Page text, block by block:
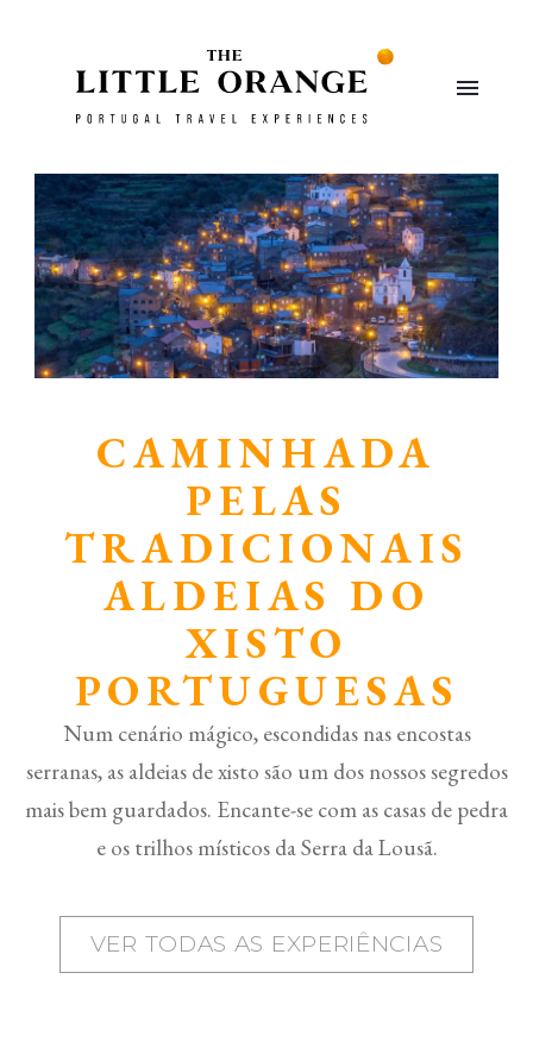
CAMINHADA
PELAS
TRADICIONAIS
ALDEIAS DO
XISTO
PORTUGUESAS
Num cenário mágico, escondidas nas encostas
serranas, as aldeias de xisto são um dos nossos segredos
mais bem guardados. Encante-se com as casas de pedra
e os trilhos místicos da Serra da Lousã.
VER TODAS AS EXPERIÊNCIAS